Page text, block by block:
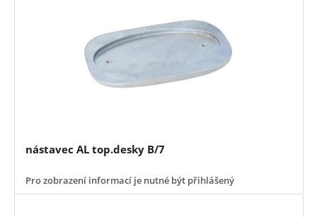
nástavec AL top.desky B/7
Pro zobrazení informací je nutné být přihlášený